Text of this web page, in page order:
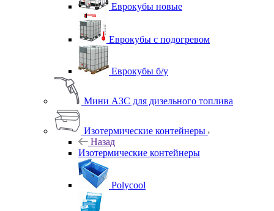
Еврокубы новые
Еврокубы с подогревом
Еврокубы б/у
Мини АЗС для дизельного топлива
Изотермические контейнеры
Назад
Изотермические контейнеры
Polycool